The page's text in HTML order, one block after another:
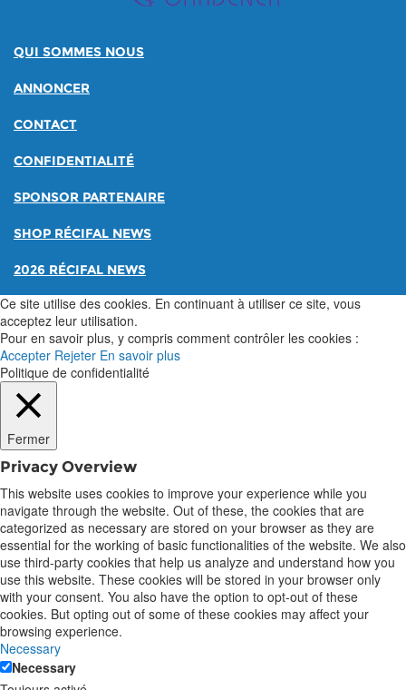
QUI SOMMES NOUS
ANNONCER
CONTACT
CONFIDENTIALITÉ
SPONSOR PARTENAIRE
SHOP RÉCIFAL NEWS
2026 RÉCIFAL NEWS
Ce site utilise des cookies. En continuant à utiliser ce site, vous
acceptez leur utilisation.
Pour en savoir plus, y compris comment contrôler les cookies :
Accepter Rejeter En savoir plus
Politique de confidentialité
Fermer
Privacy Overview
This website uses cookies to improve your experience while you
navigate through the website. Out of these, the cookies that are
categorized as necessary are stored on your browser as they are
essential for the working of basic functionalities of the website. We also
use third-party cookies that help us analyze and understand how you
use this website. These cookies will be stored in your browser only
with your consent. You also have the option to opt-out of these
cookies. But opting out of some of these cookies may affect your
browsing experience.
Necessary
Necessary